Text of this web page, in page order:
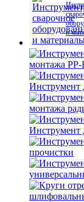
и
монтажа PP-
Инструмент
монтажа
Инструмент
прочистки